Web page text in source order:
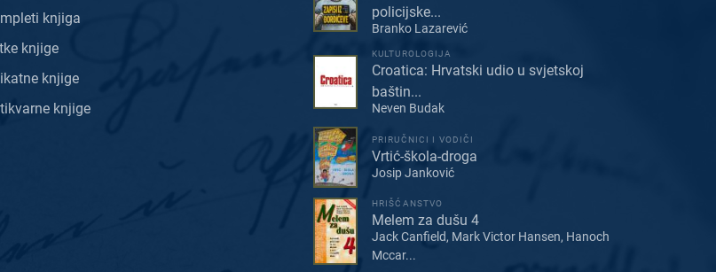
knjiga
knjige
knjige
knjige
policijske...
Branko Lazarević
KULTUROLOGIJA
Croatica: Hrvatski udio u svjetskoj
baštin...
Neven Budak
PRIRUČNICI I VODIČI
Vrtić-škola-droga
Josip Janković
HRIŠĆANSTVO
Melem za dušu 4
Jack Canfield, Mark Victor Hansen, Hanoch
Mccar...